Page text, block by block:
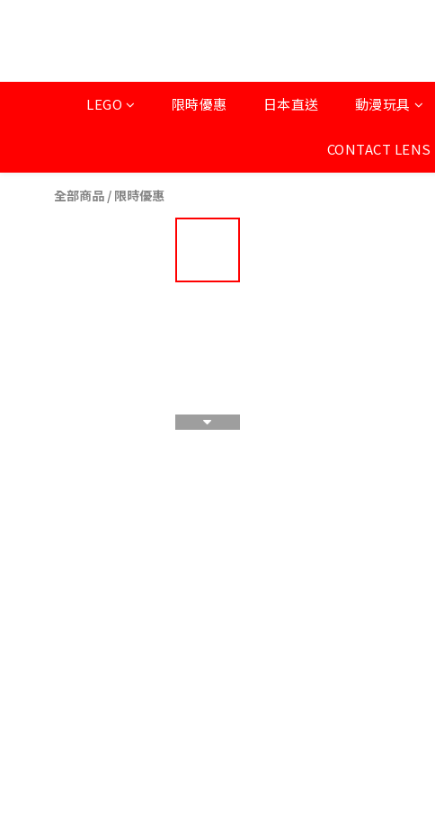
LEGO 限時優惠 日本直送 動漫玩具
CONTACT LENS
全部商品 / 限時優惠